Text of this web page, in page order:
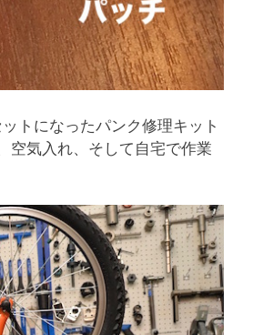
トになったパンク修理キット
空気入れ、そして自宅で作業